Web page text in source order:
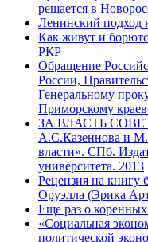
решается в
Ленинский подход
Как живут и
РКР
Обращение
России,
Генеральному
Приморскому
ЗА ВЛАСТЬ
А.С.Казеннова и
власти». СПб.
университета. 2013
Рецензия на книгу
Оруэлла (Эрика
Еще раз о
«Социальная
политической